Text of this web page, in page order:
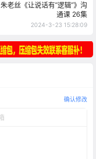
朱老丝《让说话有“逻辑”》沟
通课 26集
2024-3-23 15:28:09
确认修改